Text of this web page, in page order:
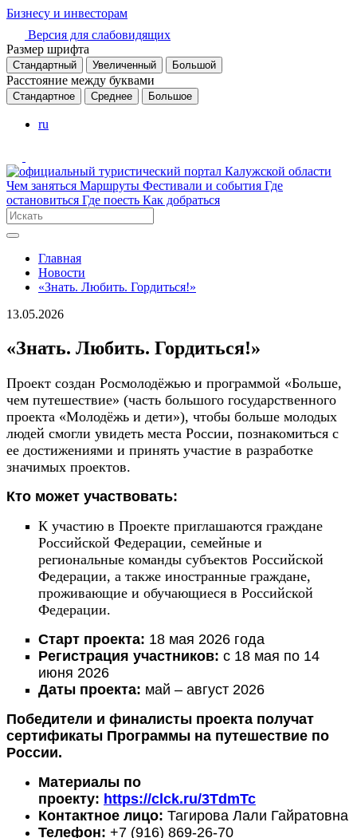
Бизнесу и инвесторам
Версия для слабовидящих
Размер шрифта
Стандартный Увеличенный Большой
Расстояние между буквами
Стандартное Среднее Большое
ru
Чем заняться Маршруты Фестивали и события Где
остановиться Где поесть Как добраться
Главная
Новости
«Знать. Любить. Гордиться!»
13.05.2026
«Знать. Любить. Гордиться!»
Проект создан Росмолодёжью и программой «Больше,
чем путешествие» (часть большого государственного
проекта «Молодёжь и дети»), чтобы больше молодых
людей смогли увидеть места России, познакомиться с
ее достижениями и принять участие в разработке
значимых проектов.
Кто может участвовать:
К участию в Проекте приглашаются граждане
Российской Федерации, семейные и
региональные команды субъектов Российской
Федерации, а также иностранные граждане,
проживающие и обучающиеся в Российской
Федерации.
Старт проекта: 18 мая 2026 года
Регистрация участников: с 18 мая по 14
июня 2026
Даты проекта: май – август 2026
Победители и финалисты проекта получат
сертификаты Программы на путешествие по
России.
Материалы по
проекту: https://clck.ru/3TdmTc
Контактное лицо: Тагирова Лали Гайратовна
Телефон: +7 (916) 869-26-70